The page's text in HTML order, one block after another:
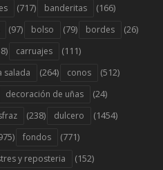
(717) banderitas (166)
(97) bolso (79) bordes (26)
carruajes (111)
salada (264) conos (512)
decoración de uñas (24)
(238) dulcero (1454)
fondos (771)
y reposteria (152)